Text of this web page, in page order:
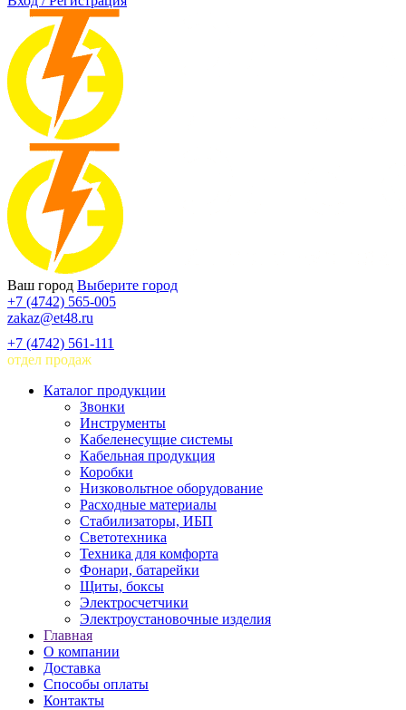
Ваш город Выберите город
+7 (4742) 565-005
zakaz@et48.ru
+7 (4742) 561-111
отдел продаж
Каталог продукции
Звонки
Инструменты
Кабеленесущие системы
Кабельная продукция
Коробки
Низковольтное оборудование
Расходные материалы
Стабилизаторы, ИБП
Светотехника
Техника для комфорта
Фонари, батарейки
Щиты, боксы
Электросчетчики
Электроустановочные изделия
Главная
О компании
Доставка
Способы оплаты
Контакты